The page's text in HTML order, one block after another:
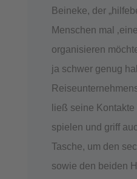
Beineke, der
Menschen mal
organisieren
ja schwer genug
ließ seine
spielen und griff
Tasche, um den
sowie den beiden